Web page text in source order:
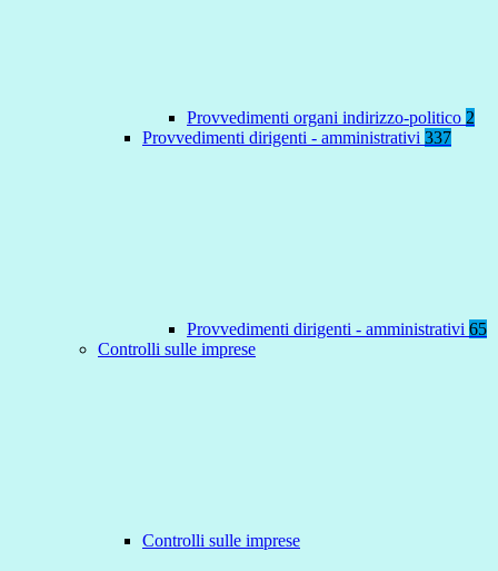
Provvedimenti organi indirizzo-politico 2
Provvedimenti dirigenti - amministrativi 337
Provvedimenti dirigenti - amministrativi 65
Controlli sulle imprese
Controlli sulle imprese